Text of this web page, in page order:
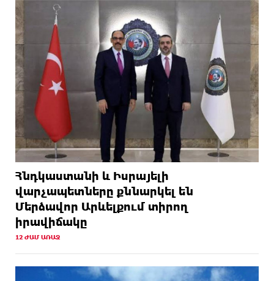
Հնդկաստանի և Իսրայելի
վարչապետները քննարկել են
Մերձավոր Արևելքում տիրող
իրավիճակը
12 ԺԱՄ ԱՌԱՋ